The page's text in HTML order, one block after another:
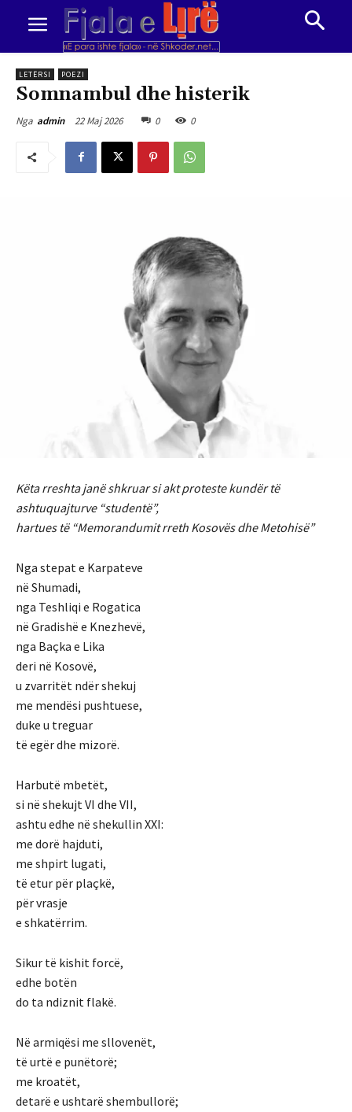
LETËRSI POEZI
Somnambul dhe histerik
Nga admin 22 Maj 2026 0 0
Këta rreshta janë shkruar si akt proteste kundër të
ashtuquajturve “studentë”,
hartues të “Memorandumit rreth Kosovës dhe Metohisë”
Nga stepat e Karpateve
në Shumadi,
nga Teshliqi e Rogatica
në Gradishë e Knezhevë,
nga Baçka e Lika
deri në Kosovë,
u zvarritët ndër shekuj
me mendësi pushtuese,
duke u treguar
të egër dhe mizorë.
Harbutë mbetët,
si në shekujt VI dhe VII,
ashtu edhe në shekullin XXI:
me dorë hajduti,
me shpirt lugati,
të etur për plaçkë,
për vrasje
e shkatërrim.
Sikur të kishit forcë,
edhe botën
do ta ndiznit flakë.
Në armiqësi me sllovenët,
të urtë e punëtorë;
me kroatët,
detarë e ushtarë shembullorë;